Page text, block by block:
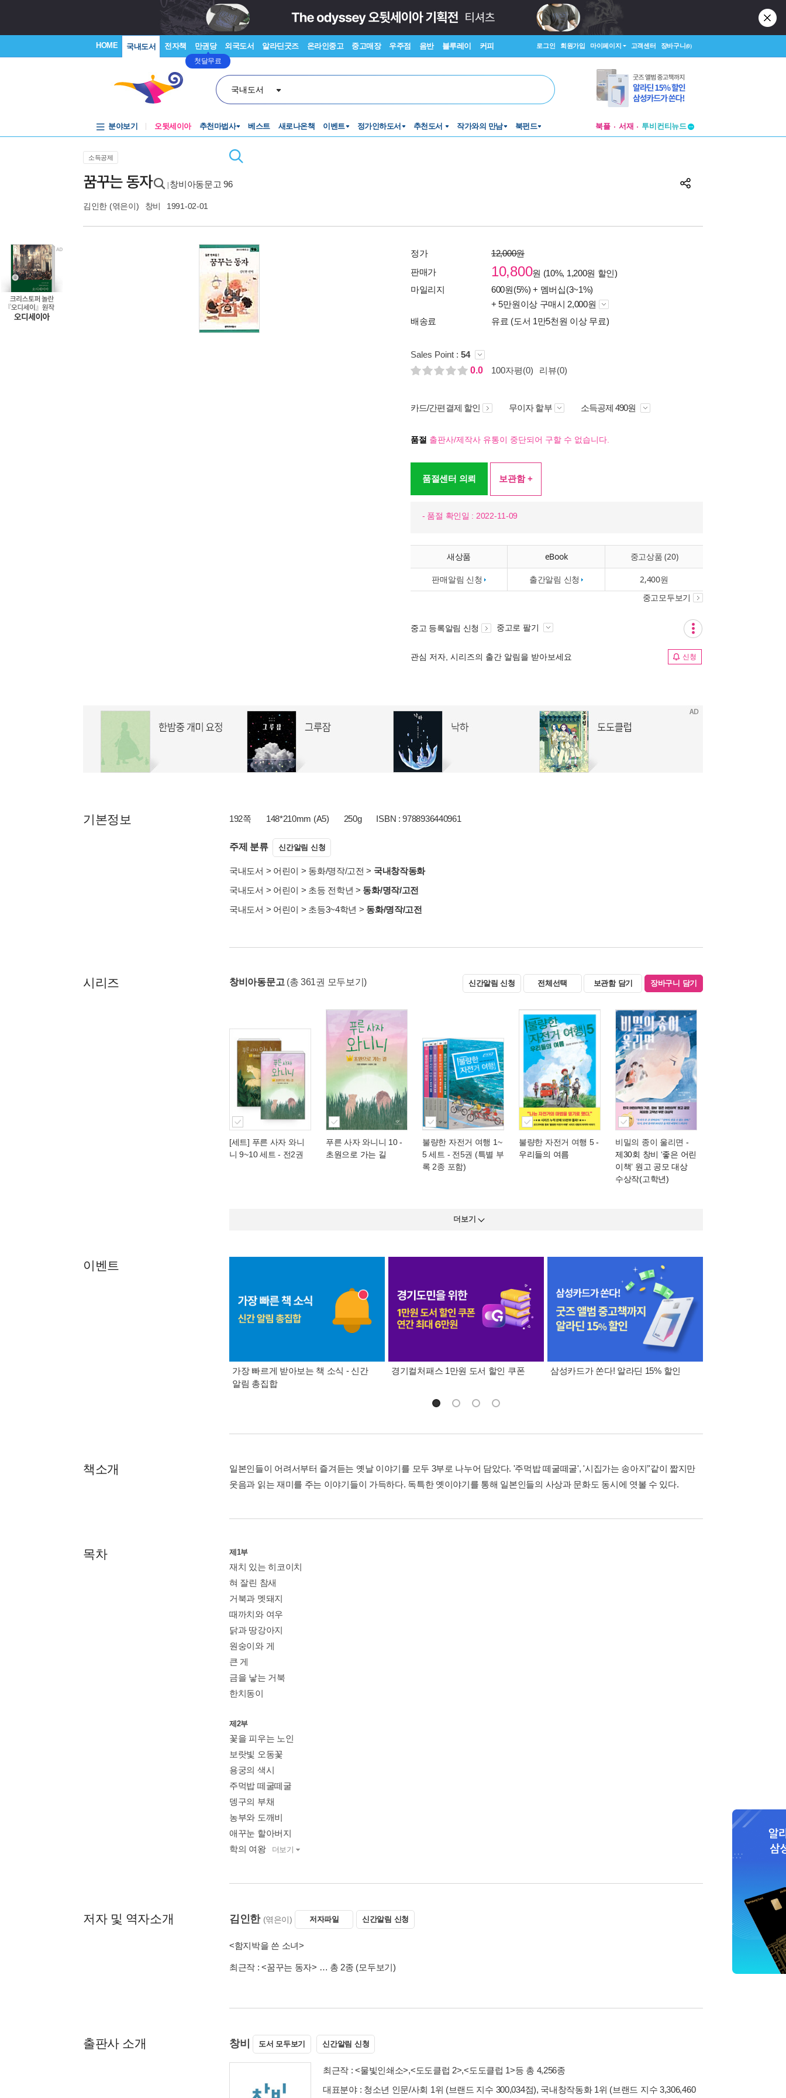
HOME 국내도서 전자책 만권당
첫달무료
외국도서 알라딘굿즈 온라인중고 중고매장 우주점 음반 블루레이 커피 로그인 회원가입 마이페이지 고객센터 장바구니(0)
국내도서
분야보기 오뒷세이아 추천마법사 베스트 새로나온책 이벤트 정가인하도서 추천도서 작가와의 만남 북펀드 북플 서재
투비컨티뉴드
소득공제
꿈꾸는 동자 창비아동문고 96
김인한 (엮은이) 창비 1991-02-01
정가
12,000원
판매가
10,800원 (10%, 1,200원 할인)
마일리지
600원(5%) + 멤버십(3~1%)
+ 5만원이상 구매시 2,000원
배송료
유료 (도서 1만5천원 이상 무료)
Sales Point : 54
0.0
100자평(0) 리뷰(0)
카드/간편결제 할인 무이자 할부 소득공제 490원
품절 출판사/제작사 유통이 중단되어 구할 수 없습니다.
품절센터 의뢰 보관함 +
- 품절 확인일 : 2022-11-09
새상품 eBook 중고상품 (20)
판매알림 신청 출간알림 신청 2,400원
중고모두보기
중고 등록알림 신청 중고로 팔기
관심 저자, 시리즈의 출간 알림을 받아보세요 신청
기본정보 192쪽 148*210mm (A5) 250g ISBN : 9788936440961
주제 분류 신간알림 신청
국내도서 > 어린이 > 동화/명작/고전 > 국내창작동화
국내도서 > 어린이 > 초등 전학년 > 동화/명작/고전
국내도서 > 어린이 > 초등3~4학년 > 동화/명작/고전
시리즈 창비아동문고 (총 361권 모두보기) 신간알림 신청 전체선택 보관함 담기 장바구니 담기
[세트] 푸른 사자 와니
니 9~10 세트 - 전2권
푸른 사자 와니니 10-
초원으로 가는 길
불량한 자전거 여행 1~
5 세트 - 전5권 (특별 부
록 2종 포함)
불량한 자전거 여행 5-
우리들의 여름
비밀의 종이 울리면 -
제30회 창비 ‘좋은 어린
이책’ 원고 공모 대상
수상작(고학년)
더보기
이벤트
가장 빠르게 받아보는 책 소식 - 신간
알림 총집합
경기컬처패스 1만원 도서 할인 쿠폰 삼성카드가 쏜다! 알라딘 15% 할인
책소개
일본인들이 어려서부터 즐겨듣는 옛날 이야기를 모두 3부로 나누어 담았다. '주먹밥 떼굴떼굴', '시집가는 송아지’'같이 짧지만
웃음과 읽는 재미를 주는 이야기들이 가득하다. 독특한 옛이야기를 통해 일본인들의 사상과 문화도 동시에 엿볼 수 있다.
목차 제1부
재치 있는 히코이치
혀 잘린 참새
거북과 멧돼지
때까치와 여우
닭과 땅강아지
원숭이와 게
큰 게
금을 낳는 거북
한치동이
제2부
꽃을 피우는 노인
보랏빛 오동꽃
용궁의 색시
주먹밥 떼굴떼굴
뎅구의 부채
농부와 도깨비
애꾸눈 할아버지
학의 여왕
더보기
저자 및 역자소개 김인한 (엮은이) 저자파일 신간알림 신청
<함지박을 쓴 소녀>
최근작 :<꿈꾸는 동자> … 총 2종 (모두보기)
출판사 소개 창비 도서 모두보기 신간알림 신청
최근작 :<물빛인쇄소>,<도도클럽 2>,<도도클럽 1>등 총 4,256종
대표분야 : 청소년 인문/사회 1위 (브랜드 지수 300,034점), 국내창작동화 1위 (브랜드 지수 3,306,460